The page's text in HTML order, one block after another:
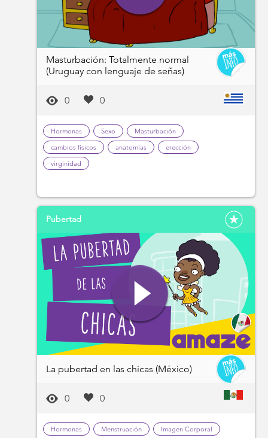
Masturbación: Totalmente normal
(Uruguay con lenguaje de señas)
0 0
Hormonas Sexo
Masturbación
cambios físicos
anatomías
erección
virginidad
Pubertad
La pubertad en las chicas (México)
0 0
Hormonas Menstruación
Imagen Corporal